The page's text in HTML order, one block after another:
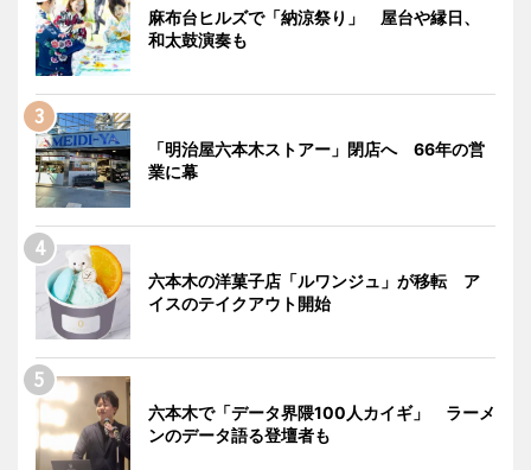
麻布台ヒルズで「納涼祭り」 屋台や縁日、
和太鼓演奏も
「明治屋六本木ストアー」閉店へ 66年の営
業に幕
六本木の洋菓子店「ルワンジュ」が移転 ア
イスのテイクアウト開始
六本木で「データ界隈100人カイギ」 ラーメ
ンのデータ語る登壇者も